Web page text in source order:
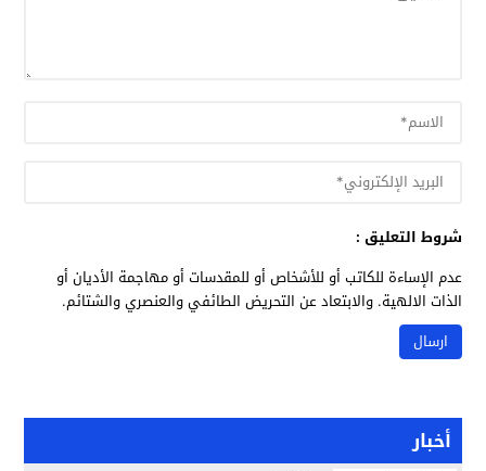
شروط التعليق :
عدم الإساءة للكاتب أو للأشخاص أو للمقدسات أو مهاجمة الأديان أو
الذات الالهية. والابتعاد عن التحريض الطائفي والعنصري والشتائم.
أخبار